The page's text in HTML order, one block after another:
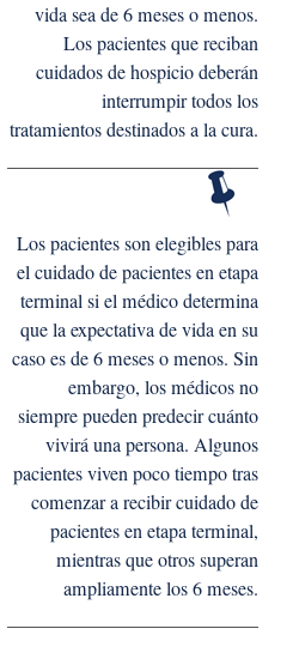
vida sea de 6 meses o menos.
Los pacientes que reciban
cuidados de hospicio deberán
interrumpir todos los
tratamientos destinados a la cura.
Los pacientes son elegibles para
el cuidado de pacientes en etapa
terminal si el médico determina
que la expectativa de vida en su
caso es de 6 meses o menos. Sin
embargo, los médicos no
siempre pueden predecir cuánto
vivirá una persona. Algunos
pacientes viven poco tiempo tras
comenzar a recibir cuidado de
pacientes en etapa terminal,
mientras que otros superan
ampliamente los 6 meses.